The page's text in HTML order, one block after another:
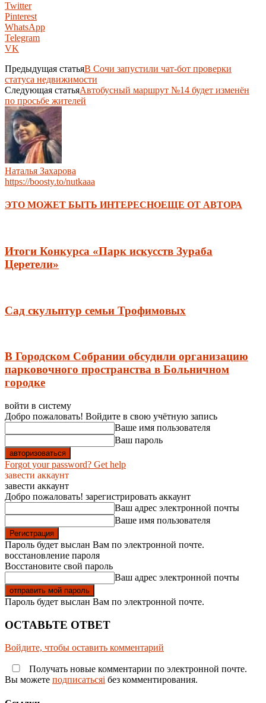
Twitter
Pinterest
WhatsApp
Telegram
VK
Предыдущая статьяВ Сочи запустили чат-бот проверки
статуса недвижимости
Следующая статьяАвтобусный маршрут №14 будет изменён
по просьбе жителей
Наталья Захарова
https://boosty.to/nutkaaa
ЭТО МОЖЕТ БЫТЬ ИНТЕРЕСНОЕЩЕ ОТ АВТОРА
Итоги Конкурса «Парк искусств Зураба
Церетели»
Сад скульптур семьи Трофимовых
В Городском Собрании обсудили организацию
парковочного пространства в Больничном
городке
войти в систему
Добро пожаловать! Войдите в свою учётную запись
Ваше имя пользователя
Ваш пароль
Forgot your password? Get help
завести аккаунт
завести аккаунт
Добро пожаловать! зарегистрировать аккаунт
Ваш адрес электронной почты
Ваше имя пользователя
Пароль будет выслан Вам по электронной почте.
восстановление пароля
Восстановите свой пароль
Ваш адрес электронной почты
Пароль будет выслан Вам по электронной почте.
ОСТАВЬТЕ ОТВЕТ
Войдите, чтобы оставить комментарий
Получать новые комментарии по электронной почте.
Вы можете подписатьсяi без комментирования.